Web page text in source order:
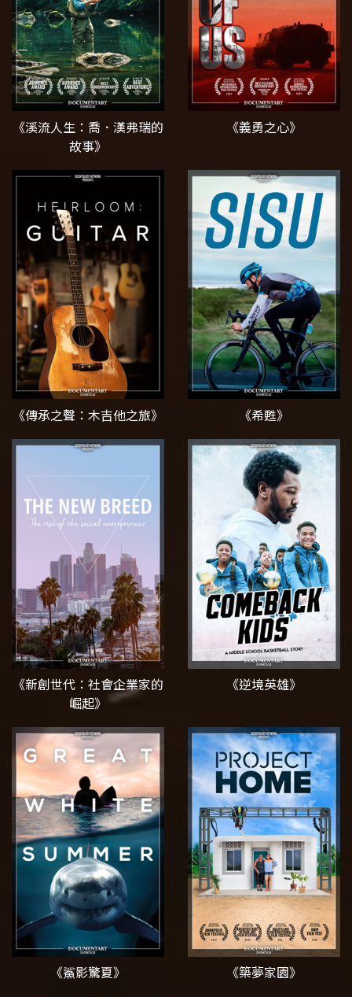
《溪流人生：喬．漢弗瑞的
故事》
《義勇之心》
《傳承之聲：木吉他之旅》 《希甦》
《新創世代：社會企業家的
崛起》
《逆境英雄》
《鯊影驚夏》 《築夢家園》